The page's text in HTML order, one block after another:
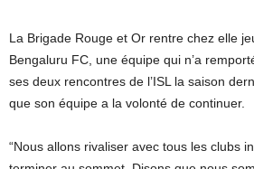
La Brigade Rouge et Or rentre chez elle
Bengaluru FC, une équipe qui n’a
ses deux rencontres de l’ISL la saison
que son équipe a la volonté de continuer.
“Nous allons rivaliser avec tous les clubs